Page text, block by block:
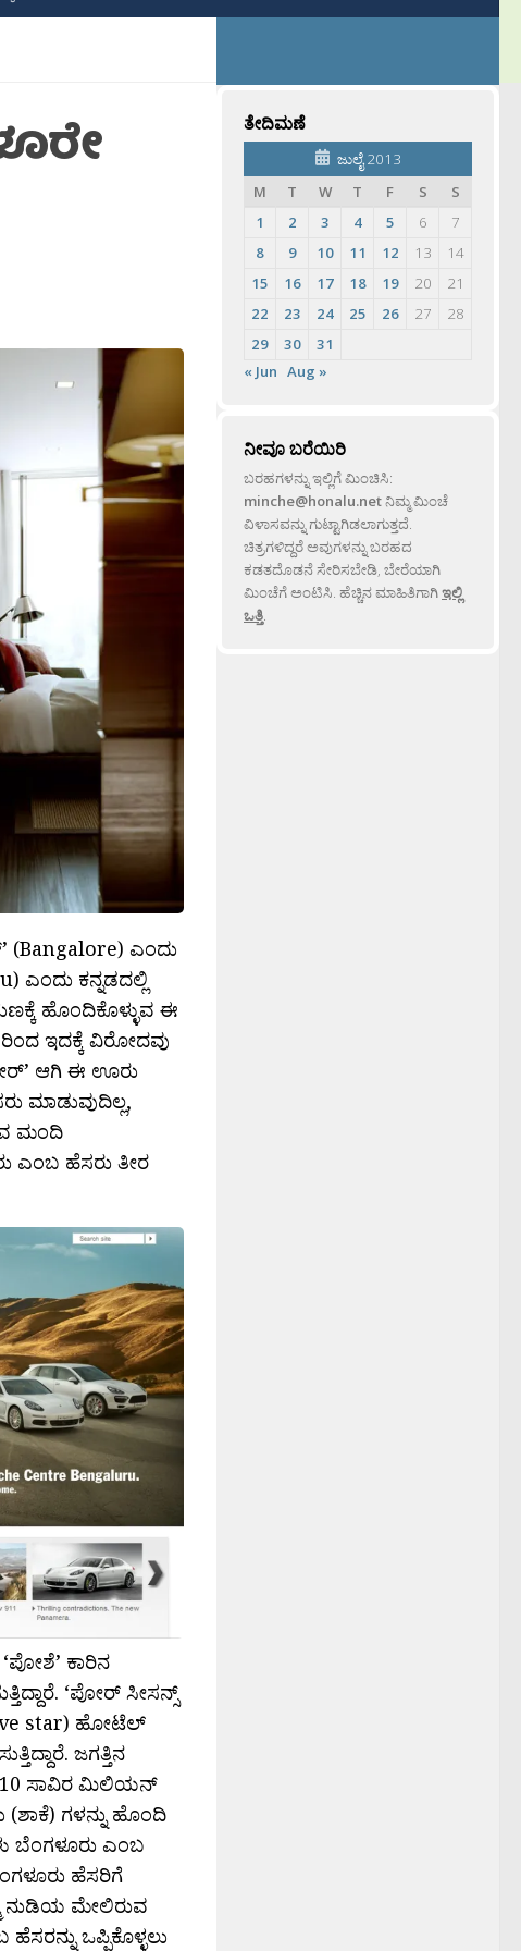
(Bangalore) ಎಂದು
ಎಂದು ಕನ್ನಡದಲ್ಲಿ
ಹೊಂದಿಕೊಳ್ಳುವ ಈ
ಇದಕ್ಕೆ ವಿರೋದವು
ಆಗಿ ಈ ಊರು
ಮಾಡುವುದಿಲ್ಲ,
ಮಂದಿ
ಎಂಬ ಹೆಸರು ತೀರ
ಕಾರಿನ
‘ಪೋರ್‍ ಸೀಸನ್ಸ್
star) ಹೋಟೆಲ್
ಜಗತ್ತಿನ
10 ಸಾವಿರ ಮಿಲಿಯನ್
(ಶಾಕೆ) ಗಳನ್ನು ಹೊಂದಿ
ಬೆಂಗಳೂರು ಎಂಬ
ಹೆಸರಿಗೆ
ನುಡಿಯ ಮೇಲಿರುವ
ಒಪ್ಪಿಕೊಳ್ಳಲು
ತೇದಿಮಣೆ
ಜುಲೈ 2013
M
T W T F S
S
1
2 3 4 5 6
7
8
9 10 11 12 13
14
15
16 17 18 19 20
21
22
23 24 25 26 27
28
29
30
31
« Jun Aug »
ನೀವೂ ಬರೆಯಿರಿ
ಬರಹಗಳನ್ನು ಇಲ್ಲಿಗೆ ಮಿಂಚಿಸಿ:
minche@honalu.netನಿಮ್ಮ ಮಿಂಚೆ
ವಿಳಾಸವನ್ನು ಗುಟ್ಟಾಗಿಡಲಾಗುತ್ತದೆ.
ಚಿತ್ರಗಳಿದ್ದರೆ ಅವುಗಳನ್ನು ಬರಹದ
ಕಡತದೊಡನೆ ಸೇರಿಸಬೇಡಿ, ಬೇರೆಯಾಗಿ
ಮಿಂಚೆಗೆ ಅಂಟಿಸಿ. ಹೆಚ್ಚಿನ ಮಾಹಿತಿಗಾಗಿಇಲ್ಲಿ
ಒತ್ತಿ.